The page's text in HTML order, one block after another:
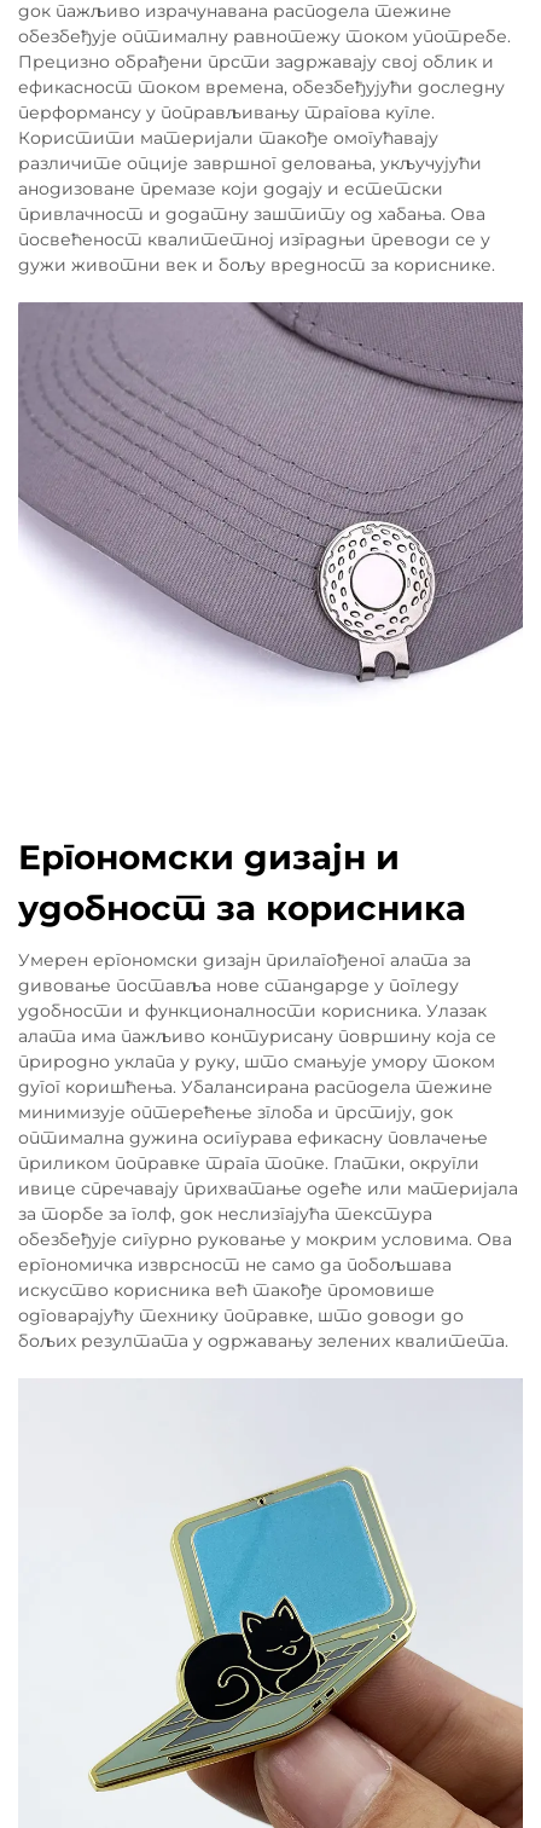
док пажљиво израчунавана расподела тежине
обезбеђује оптималну равнотежу током употребе.
Прецизно обрађени прсти задржавају свој облик и
ефикасност током времена, обезбеђујући доследну
перформансу у поправљивању трагова кугле.
Користити материјали такође омогућавају
различите опције завршног деловања, укључујући
анодизоване премазе који додају и естетски
привлачност и додатну заштиту од хабања. Ова
посвећеност квалитетној изградњи преводи се у
дужи животни век и бољу вредност за кориснике.
Ергономски дизајн и
удобност за корисника
Умерен ергономски дизајн прилагођеног алата за
дивовање поставља нове стандарде у погледу
удобности и функционалности корисника. Улазак
алата има пажљиво контурисану површину која се
природно уклапа у руку, што смањује умору током
дугог коришћења. Убалансирана расподела тежине
минимизује оптерећење зглоба и прстију, док
оптимална дужина осигурава ефикасну повлачење
приликом поправке трага топке. Глатки, округли
ивице спречавају прихватање одеће или материјала
за торбе за голф, док неслизгајућа текстура
обезбеђује сигурно руковање у мокрим условима. Ова
ергономичка изврсност не само да побољшава
искуство корисника већ такође промовише
одговарајућу технику поправке, што доводи до
бољих резултата у одржавању зелених квалитета.